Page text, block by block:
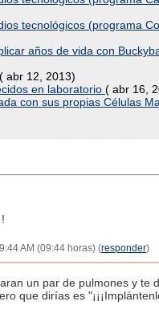
tecnológicos (programa
años de vida con
( abr 12, 2013)
en laboratorio ( abr 16,
con sus propias Células
AM (09:44 horas) (responder)
un par de pulmones y te
que dirías es